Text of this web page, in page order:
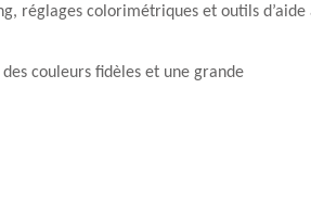
réglages colorimétriques et outils d’aide
couleurs fidèles et une grande